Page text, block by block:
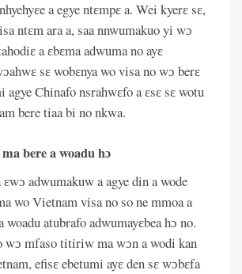
a egye ntɛmpɛ a. Wei kyerɛ sɛ,
ntɛm ara a, saa nnwumakuo yi wɔ
a ɛbɛma adwuma no ayɛ
sɛ wobɛnya wo visa no wɔ berɛ
agye Chinafo nsrahwɛfo a ɛsɛ sɛ wotu
bere tiaa bi no nkwa.
bere a woadu hɔ
adwumakuw a agye din a wode
wo Vietnam visa no so ne mmoa a
woadu atubrafo adwumayɛbea hɔ no.
wɔ mfaso titiriw ma wɔn a wodi kan
efisɛ ebetumi ayɛ den sɛ wɔbɛfa